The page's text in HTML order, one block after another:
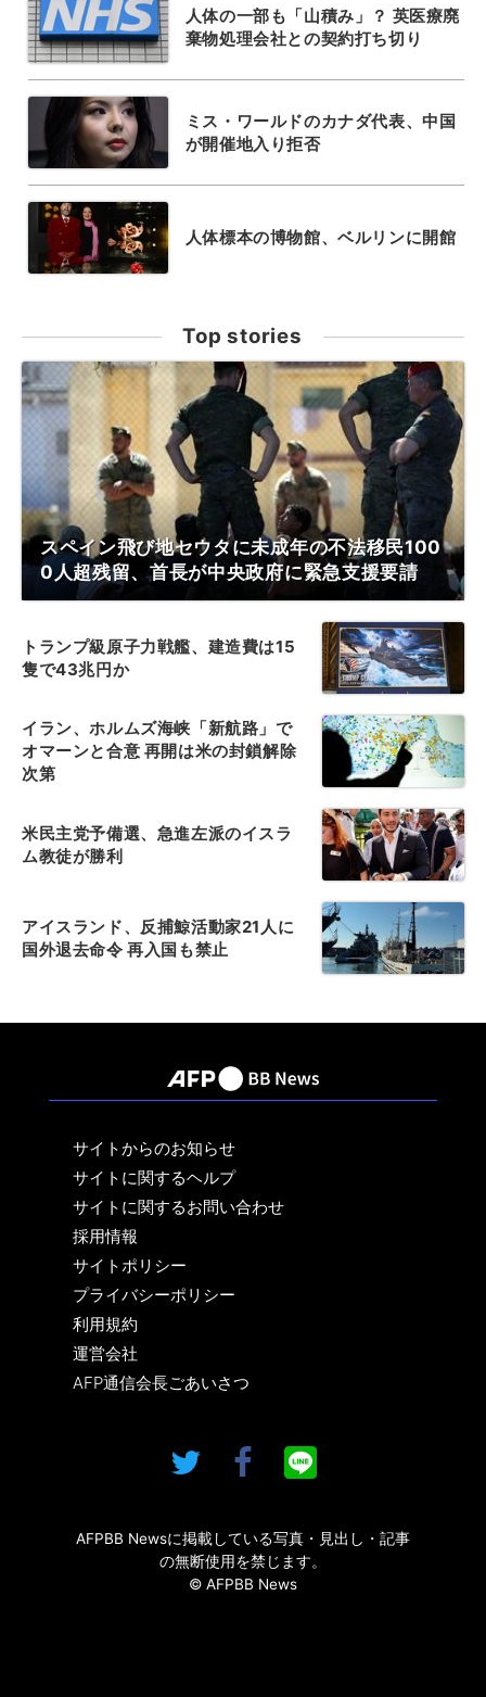
人体の一部も「山積み」？ 英医療廃
棄物処理会社との契約打ち切り
ミス・ワールドのカナダ代表、中国
が開催地入り拒否
人体標本の博物館、ベルリンに開館
Top stories
スペイン飛び地セウタに未成年の不法移民100
0人超残留、首長が中央政府に緊急支援要請
トランプ級原子力戦艦、建造費は15
隻で43兆円か
イラン、ホルムズ海峡「新航路」で
オマーンと合意 再開は米の封鎖解除
次第
米民主党予備選、急進左派のイスラ
ム教徒が勝利
アイスランド、反捕鯨活動家21人に
国外退去命令 再入国も禁止
サイトからのお知らせ
サイトに関するヘルプ
サイトに関するお問い合わせ
採用情報
サイトポリシー
プライバシーポリシー
利用規約
運営会社
AFP通信会長ごあいさつ
AFPBB Newsに掲載している写真・見出し・記事
の無断使用を禁じます。
© AFPBB News